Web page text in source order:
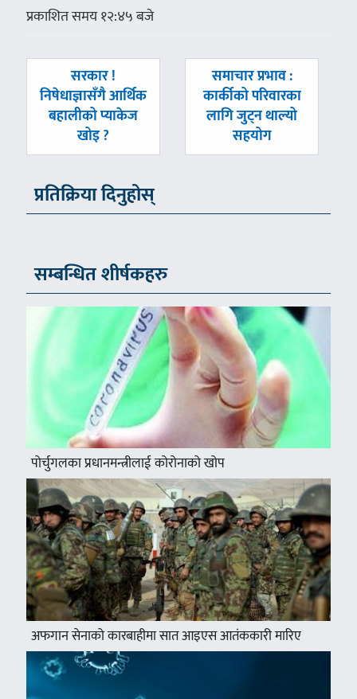
प्रकाशित समय १२:४५ बजे
पछिल्लाे
-
सरकार !
निषेधाज्ञासँगै आर्थिक
बहालीको प्याकेज
खोइ ?
अघिल्लाे
-
समाचार प्रभाव :
कार्कीको परिवारका
लागि जुट्न थाल्यो
सहयोग
प्रतिक्रिया दिनुहोस्
सम्बन्धित शीर्षकहरु
पोर्चुगलका प्रधानमन्त्रीलाई कोरोनाको खोप
अफगान सेनाको कारबाहीमा सात आइएस आतंककारी मारिए